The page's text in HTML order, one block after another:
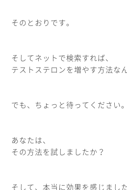
そのとおりです。
そしてネットで検索すれば、
テストステロンを増やす方法な
でも、ちょっと待ってください。
あなたは、
その方法を試しましたか？
そして、本当に効果を感じまし